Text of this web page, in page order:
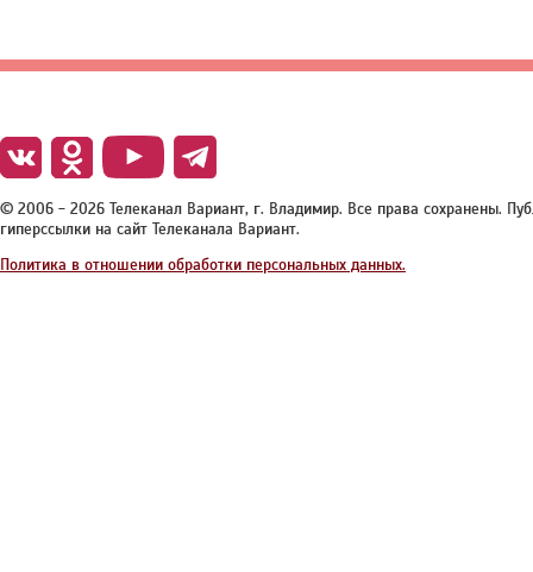
© 2006 - 2026 Телеканал Вариант, г. Владимир. Все права сохранены.
гиперссылки на сайт Телеканала Вариант.
Политика в отношении обработки персональных данных.